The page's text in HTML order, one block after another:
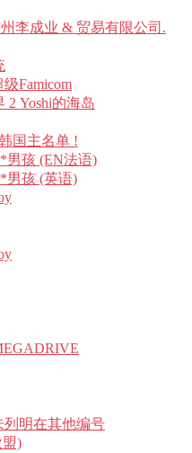
州李成业 & 贸易有限公司.
Famicom
2 Yoshi的海岛
国主名单 !
男孩 (EN法语)
男孩 (英语)
列明在其他编号
)